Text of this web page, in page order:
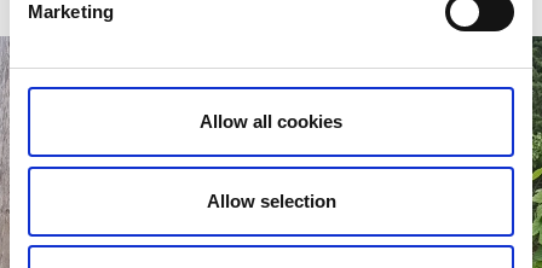
Marketing
Allow all cookies
Allow selection